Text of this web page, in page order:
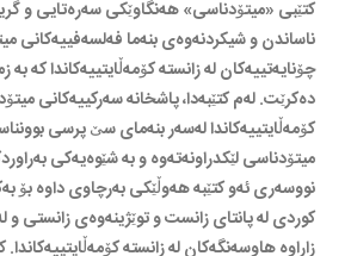
کتێبی «میتۆدناسی» هەنگاوێکی سەرەتایی و
ناساندن و شیکردنەوەی بنەما فەلسەفییەکانی
چۆنایەتییەکان لە زانستە کۆمەڵایتییەکاندا کە
دەکرێت. لەم کتێبەدا، پاشخانە سەرکییەکانی
کۆمەڵایتییەکاندا لەسەر بنەمای سێ پرسی
میتۆدناسی لێکدراونەتەوە و بە شێوەیەکی
نووسەری ئەو کتێبە هەوڵێکی بەرچاوی داوە بۆ
کوردی لە پانتای زانست و توێژینەوەی زانستی
زاراوە هاوسەنگەکان لە زانستە